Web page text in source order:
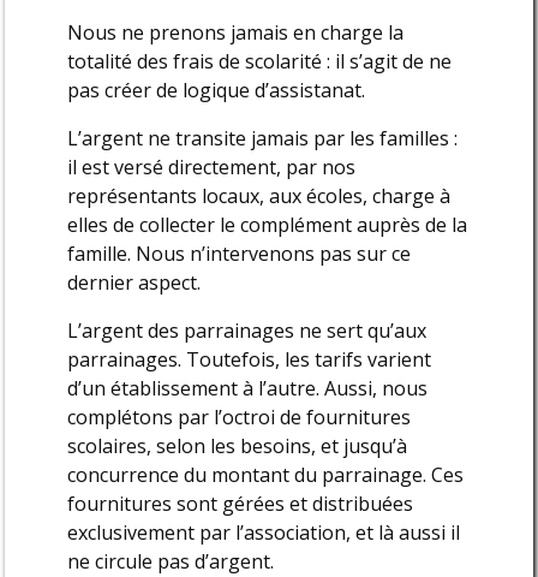
Nous ne prenons jamais en charge la
totalité des frais de scolarité : il s’agit de ne
pas créer de logique d’assistanat.
L’argent ne transite jamais par les familles :
il est versé directement, par nos
représentants locaux, aux écoles, charge à
elles de collecter le complément auprès de la
famille. Nous n’intervenons pas sur ce
dernier aspect.
L’argent des parrainages ne sert qu’aux
parrainages. Toutefois, les tarifs varient
d’un établissement à l’autre. Aussi, nous
complétons par l’octroi de fournitures
scolaires, selon les besoins, et jusqu’à
concurrence du montant du parrainage. Ces
fournitures sont gérées et distribuées
exclusivement par l’association, et là aussi il
ne circule pas d’argent.